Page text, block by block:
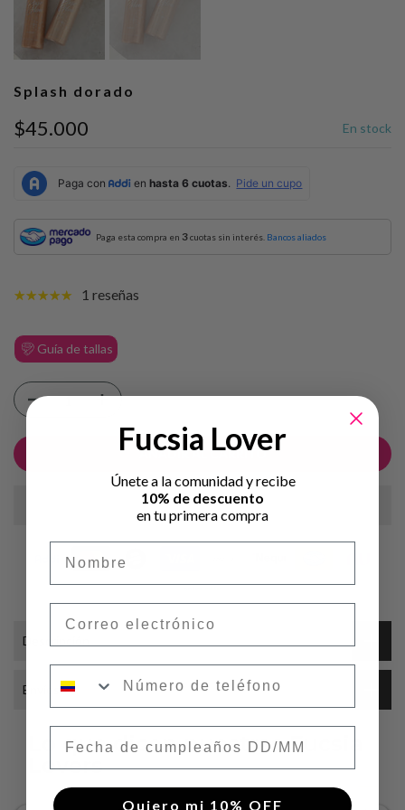
Splash dorado
$45.000 En stock
Paga esta compra en 3cuotas sin interés. Bancos aliados
1 reseñas
Guía de tallas
AÑADIR AL CARRITO
Descripción
Envíos
Lo que dicen nuestras Fucsia
Lovers
Fucsia Lover
Únete a la comunidad y recibe
10% de descuento
en tu primera compra
Quiero mi 10% OFF